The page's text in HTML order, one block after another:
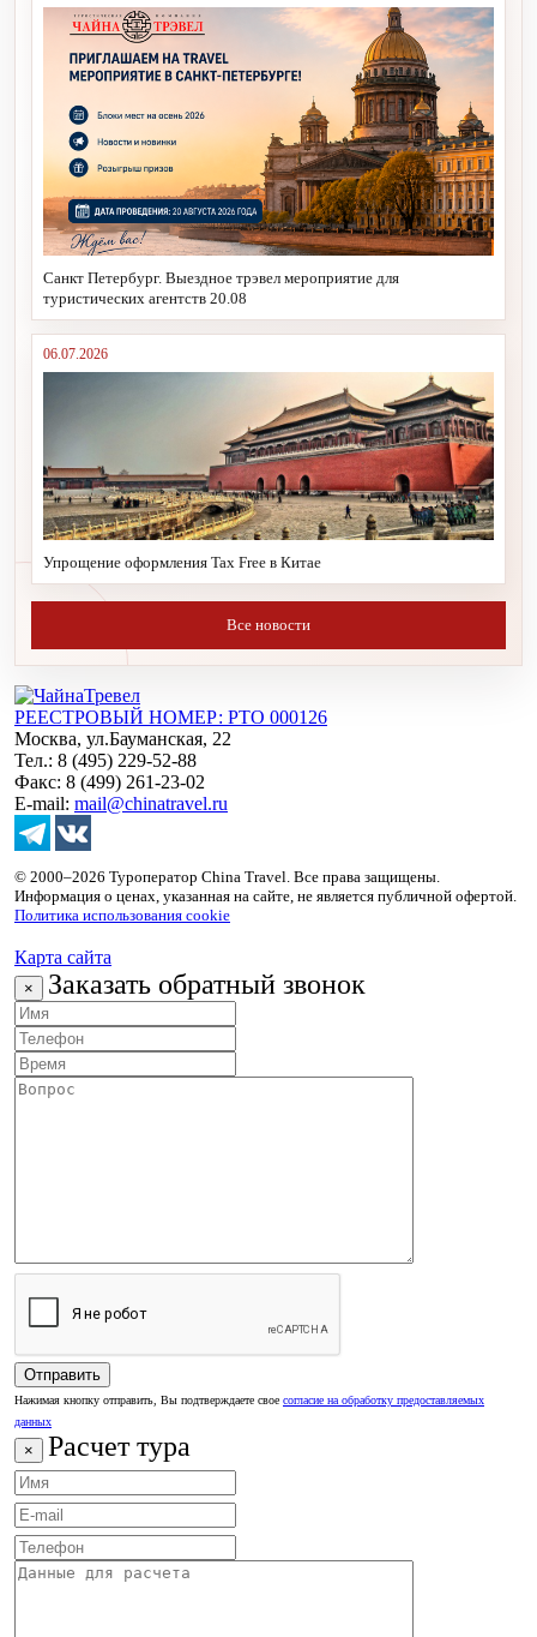
Санкт Петербург. Выездное трэвел мероприятие для
туристических агентств 20.08
06.07.2026
Упрощение оформления Tax Free в Китае
Все новости
РЕЕСТРОВЫЙ НОМЕР: РТО 000126
Москва, ул.Бауманская, 22
Тел.: 8 (495) 229-52-88
Факс: 8 (499) 261-23-02
E-mail: mail@chinatravel.ru
© 2000–2026 Туроператор China Travel. Все права защищены.
Информация о ценах, указанная на сайте, не является публичной офертой.
Политика использования cookie
Карта сайта
× Заказать обратный звонок
Нажимая кнопку отправить, Вы подтверждаете свое согласие на обработку предоставляемых
данных
× Расчет тура